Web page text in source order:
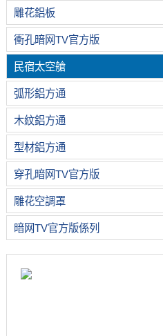
雕花鋁板
衝孔暗网TV官方版
民宿太空艙
弧形鋁方通
木紋鋁方通
型材鋁方通
穿孔暗网TV官方版
雕花空調罩
暗网TV官方版係列